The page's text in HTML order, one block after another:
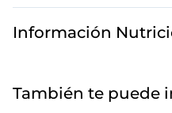
Información
También te puede